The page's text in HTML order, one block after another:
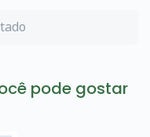
pode gostar